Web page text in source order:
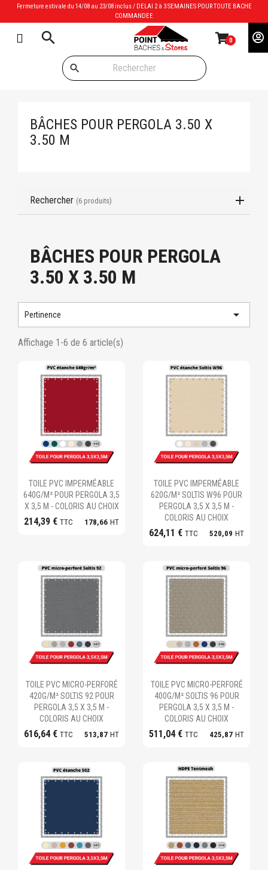
Fermeture estivale du 14/08 au 23/08 inclus / DELAI 2 à 3 SEMAINES POUR TOUTE BACHE
COMMANDEE
search 0
search
BÂCHES POUR PERGOLA 3.50 X
3.50 M
Rechercher (6 produits)
BÂCHES POUR PERGOLA
3.50 X 3.50 M
Pertinence 
Affichage 1-6 de 6 article(s)
Ajouter au panier
TOILE PVC IMPERMÉABLE
640G/M² POUR PERGOLA 3,5
X 3,5 M - COLORIS AU CHOIX
214,39 € TTC 178,66 HT
Ajouter au panier
TOILE PVC IMPERMÉABLE
620G/M² SOLTIS W96 POUR
PERGOLA 3,5 X 3,5 M -
COLORIS AU CHOIX
624,11 € TTC 520,09 HT
Ajouter au panier
TOILE PVC MICRO-PERFORÉ
420G/M² SOLTIS 92 POUR
PERGOLA 3,5 X 3,5 M -
COLORIS AU CHOIX
616,64 € TTC 513,87 HT
Ajouter au panier
TOILE PVC MICRO-PERFORÉ
400G/M² SOLTIS 96 POUR
PERGOLA 3,5 X 3,5 M -
COLORIS AU CHOIX
511,04 € TTC 425,87 HT